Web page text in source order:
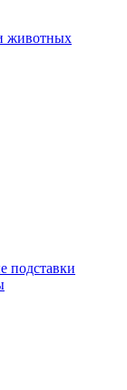
животных
подставки